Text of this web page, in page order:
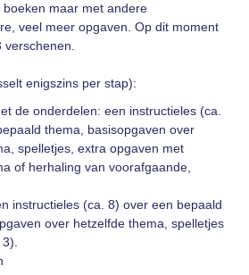
maar met andere
veel meer opgaven. Op dit moment
enigszins per stap):
de onderdelen: een instructieles (ca.
thema, basisopgaven over
spelletjes, extra opgaven met
of herhaling van voorafgaande,
instructieles (ca. 8) over een bepaald
over hetzelfde thema, spelletjes